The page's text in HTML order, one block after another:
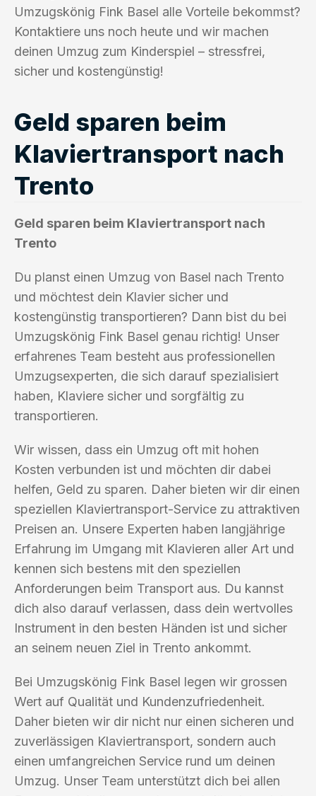
Umzugskönig Fink Basel alle Vorteile bekommst?
Kontaktiere uns noch heute und wir machen
deinen Umzug zum Kinderspiel – stressfrei,
sicher und kostengünstig!
Geld sparen beim
Klaviertransport nach
Trento
Geld sparen beim Klaviertransport nach
Trento
Du planst einen Umzug von Basel nach Trento
und möchtest dein Klavier sicher und
kostengünstig transportieren? Dann bist du bei
Umzugskönig Fink Basel genau richtig! Unser
erfahrenes Team besteht aus professionellen
Umzugsexperten, die sich darauf spezialisiert
haben, Klaviere sicher und sorgfältig zu
transportieren.
Wir wissen, dass ein Umzug oft mit hohen
Kosten verbunden ist und möchten dir dabei
helfen, Geld zu sparen. Daher bieten wir dir einen
speziellen Klaviertransport-Service zu attraktiven
Preisen an. Unsere Experten haben langjährige
Erfahrung im Umgang mit Klavieren aller Art und
kennen sich bestens mit den speziellen
Anforderungen beim Transport aus. Du kannst
dich also darauf verlassen, dass dein wertvolles
Instrument in den besten Händen ist und sicher
an seinem neuen Ziel in Trento ankommt.
Bei Umzugskönig Fink Basel legen wir grossen
Wert auf Qualität und Kundenzufriedenheit.
Daher bieten wir dir nicht nur einen sicheren und
zuverlässigen Klaviertransport, sondern auch
einen umfangreichen Service rund um deinen
Umzug. Unser Team unterstützt dich bei allen